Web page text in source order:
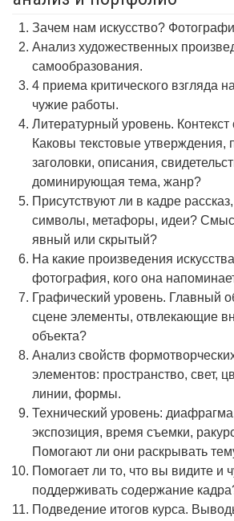
Зачем нам искусство?
Анализ художественных
самообразования.
4 приема критического взгляда
чужие работы.
Литературный уровень. Контекст
Каковы текстовые утверждения,
заголовки, описания,
доминирующая тема, жанр?
Присутствуют ли в кадре
символы, метафоры, идеи?
явный или скрытый?
На какие произведения
фотография, кого она
Графический уровень. Главный
сцене элементы, отвлекающие
объекта?
Анализ свойств
элементов: пространство, свет,
линии, формы.
Технический уровень:
экспозиция, время съемки,
Помогают ли они раскрывать
Помогает ли то, что вы видите и
поддерживать содержание
Подведение итогов курса.